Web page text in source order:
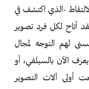
-الذي اكتشف في
أتاح لكل فرد تصوير
١٠ ثوان؛ ليتسنى لهم التوجه لمجال
الآن بالسيلفي، أو
وفي عام م١٩٤٨، بيعت أولى آلات التصوير